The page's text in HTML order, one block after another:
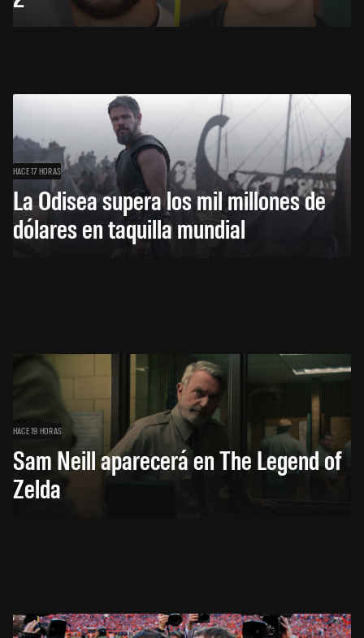
HACE 17 HORAS
La Odisea supera los mil millones de
dólares en taquilla mundial
HACE 19 HORAS
Sam Neill aparecerá en The Legend of
Zelda